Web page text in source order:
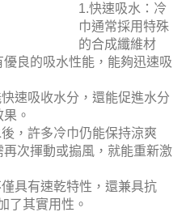
下特點：
1.快速吸水：
冷巾通常採用
特殊的合成纖
酯纖維或尼
水。
速吸收水分，還能促進水分
。
，許多冷巾仍能保持涼爽
次揮動或搧風，就能重新激